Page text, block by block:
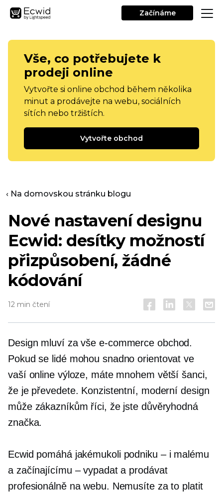
Začínáme
Vše, co potřebujete k
prodeji online
Vytvořte si online obchod během několika
minut a prodávejte na webu, sociálních
sítích nebo tržištích.
Vytvořte obchod
‹ Na domovskou stránku blogu
Nové nastavení designu
Ecwid: desítky možností
přizpůsobení, žádné
kódování
12 min čtení
Design mluví za vše e-commerce obchod.
Pokud se lidé mohou snadno orientovat ve
vaší online výloze, máte mnohem větší šanci,
že je převedete. Konzistentní, moderní design
může zákazníkům říci, že jste důvěryhodná
značka.
Ecwid pomáhá jakémukoli podniku – i malému
a začínajícímu – vypadat a prodávat
profesionálně na webu. Nemusíte za to platit